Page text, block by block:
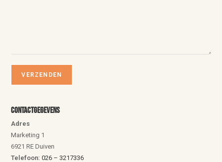
Contactgegevens
Adres
Marketing 1
6921 RE Duiven
Telefoon:026 – 3217336